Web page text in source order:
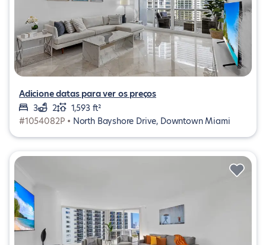
Adicione datas para ver os preços
3
2
1,593 ft²
#1054082P • North Bayshore Drive, Downtown Miami